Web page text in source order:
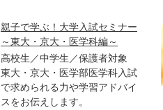
親子で学ぶ！大学入試セミナー
～東大・京大・医学科編～
高校生／中学生／保護者対象
東大・京大・医学部医学科入試
で求められる力や学習アドバイ
スをお伝えします。